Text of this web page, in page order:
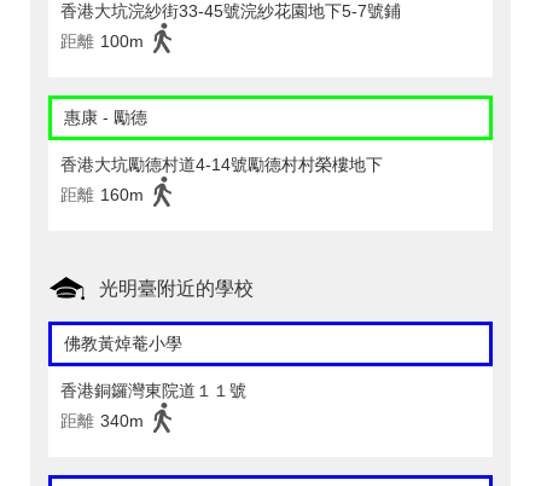
香港大坑浣紗街33-45號浣紗花園地下5-7號鋪
距離 100m
惠康 - 勵德
香港大坑勵德村道4-14號勵德村村榮樓地下
距離 160m
光明臺附近的學校
佛教黃焯菴小學
香港銅鑼灣東院道１１號
距離 340m